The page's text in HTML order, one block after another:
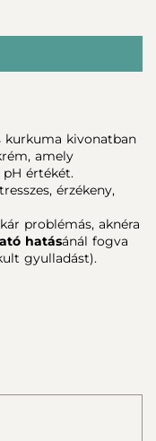
kurkuma kivonatban
amely
értékét.
érzékeny,
problémás, aknéra
hatásánál fogva
gyulladást).